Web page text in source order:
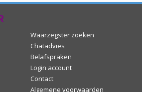
Waarzegster zoeken
Chatadvies
Belafspraken
Login account
Contact
Algemene voorwaarden